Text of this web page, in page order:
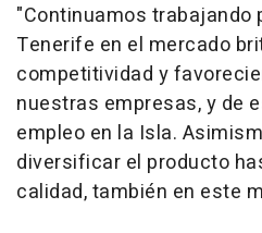
"Continuamos trabajando
Tenerife en el mercado
competitividad y
nuestras empresas, y de
empleo en la Isla.
diversificar el producto
calidad, también en este